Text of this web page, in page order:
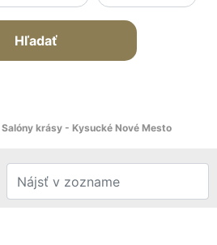
Hľadať
krásy - Kysucké Nové Mesto